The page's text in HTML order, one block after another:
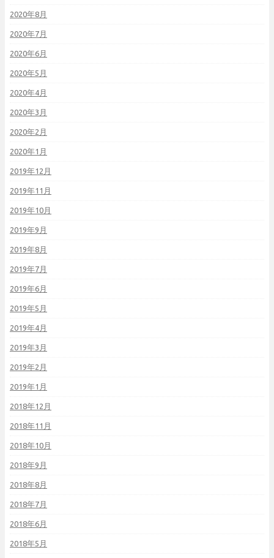
2020年8月
2020年7月
2020年6月
2020年5月
2020年4月
2020年3月
2020年2月
2020年1月
2019年12月
2019年11月
2019年10月
2019年9月
2019年8月
2019年7月
2019年6月
2019年5月
2019年4月
2019年3月
2019年2月
2019年1月
2018年12月
2018年11月
2018年10月
2018年9月
2018年8月
2018年7月
2018年6月
2018年5月